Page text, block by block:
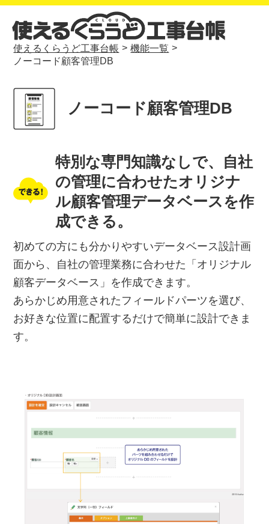
使えるくらうど工事台帳 > 機能一覧 >
ノーコード顧客管理DB
ノーコード顧客管理DB
特別な専門知識なしで、自社
の管理に合わせたオリジナ
ル顧客管理データベースを作
成できる。
初めての方にも分かりやすいデータベース設計画
面から、自社の管理業務に合わせた「オリジナル
顧客データベース」を作成できます。
あらかじめ用意されたフィールドパーツを選び、
お好きな位置に配置するだけで簡単に設計できま
す。